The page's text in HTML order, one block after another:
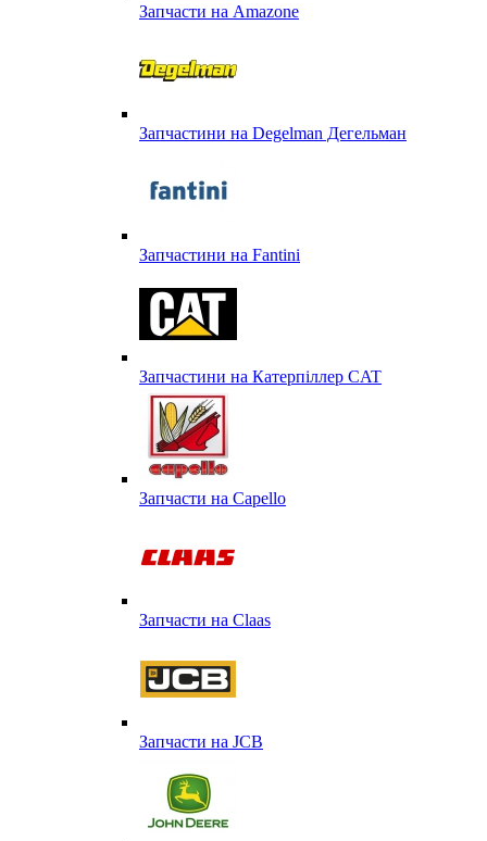
Запчасти на Amazone
Запчастини на Degelman Дегельман
Запчастини на Fantini
Запчастини на Катерпіллер CAT
Запчасти на Capello
Запчасти на Сlaas
Запчасти на JCB